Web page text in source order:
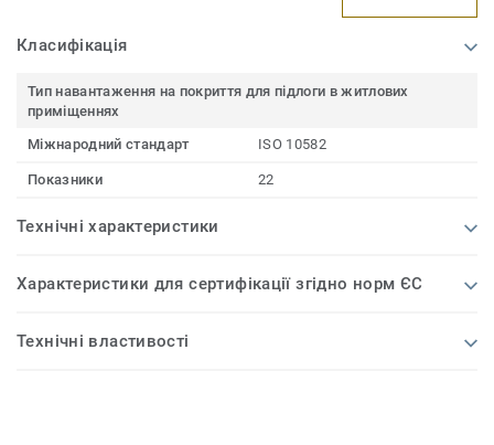
Класифікація
Тип навантаження на покриття для підлоги в житлових
приміщеннях
Міжнародний стандарт
ISO 10582
Показники 22
Технічні характеристики
Характеристики для сертифікації згідно норм ЄС
Технічні властивості